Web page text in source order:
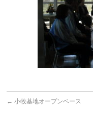
← 小牧基地オープンベース